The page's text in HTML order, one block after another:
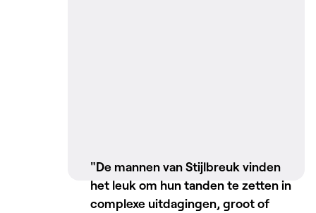
"De mannen van Stijlbreuk vinden
het leuk om hun tanden te zetten in
complexe uitdagingen, groot of